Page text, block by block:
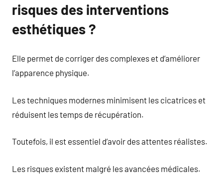
risques des interventions
esthétiques ?
Elle permet de corriger des complexes et d’améliorer
l’apparence physique.
Les techniques modernes minimisent les cicatrices et
réduisent les temps de récupération.
Toutefois, il est essentiel d’avoir des attentes réalistes.
Les risques existent malgré les avancées médicales.